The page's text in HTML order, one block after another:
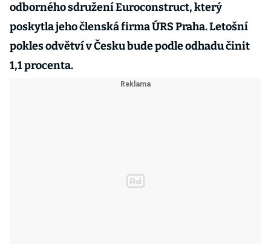
odborného sdružení Euroconstruct, který
poskytla jeho členská firma ÚRS Praha. Letošní
pokles odvětví v Česku bude podle odhadu činit
1,1 procenta.